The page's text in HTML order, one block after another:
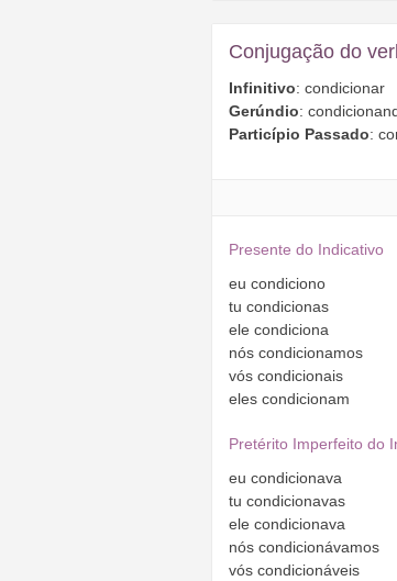
Conjugação do
Infinitivo: condicionar
Gerúndio:
Particípio Passado:
Presente do Indicativo
eu condiciono
tu condicionas
ele condiciona
nós condicionamos
vós condicionais
eles condicionam
Pretérito Imperfeito do
eu condicionava
tu condicionavas
ele condicionava
nós condicionávamos
vós condicionáveis